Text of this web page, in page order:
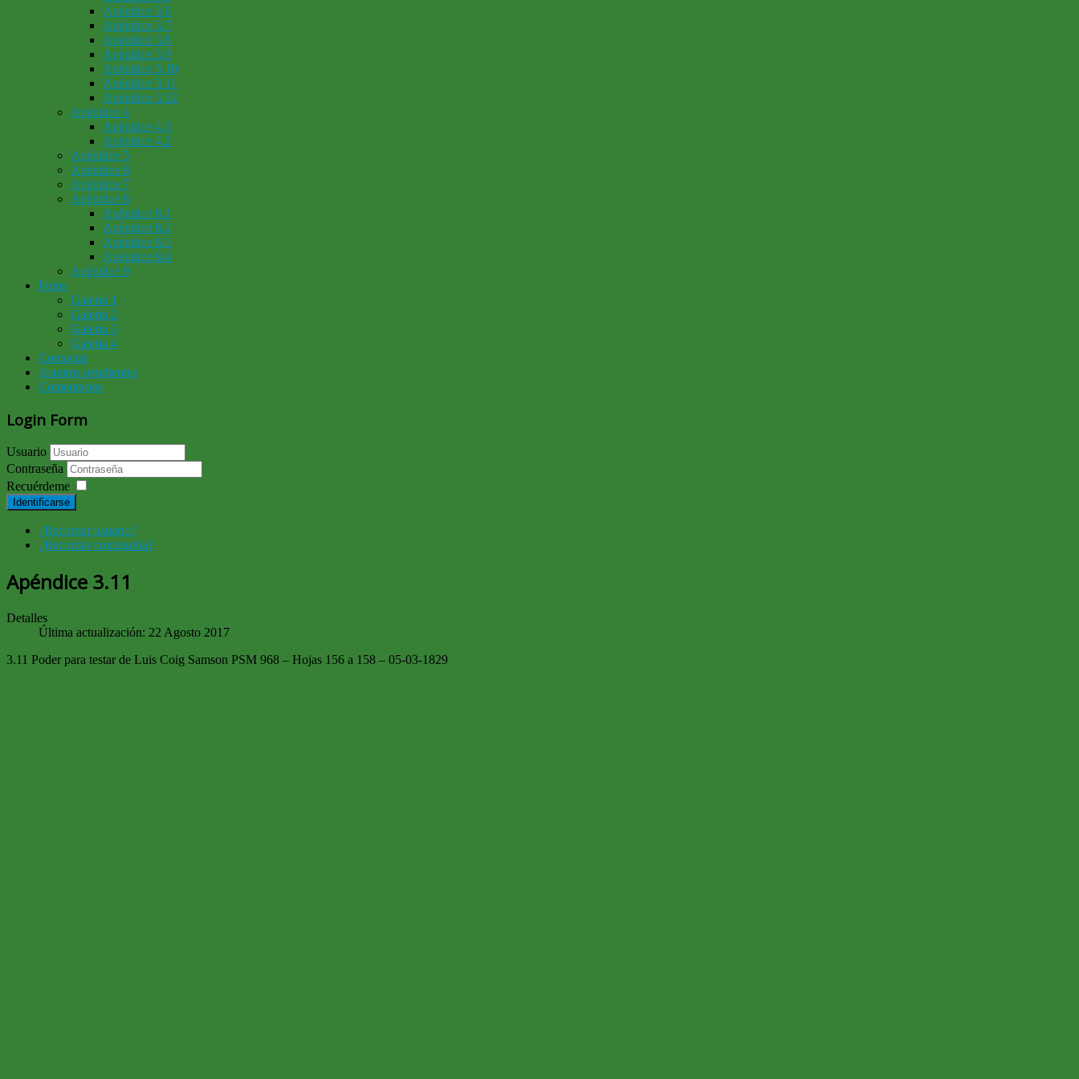
Apéndice 3.6
Apéndice 3.7
Apéndice 3.8
Apéndice 3.9
Apéndice 3.10
Apéndice 3.11
Apéndice 3.12
Apéndice 4
Apéndice 4.1
Apéndice 4.2
Apéndice 5
Apéndice 6
Apéndice 7
Apéndice 8
Apéndice 8.1
Apéndice 8.2
Apéndice 8.3
Apéndice 8.4
Apéndice 9
Fotos
Galería 1
Galería 2
Galería 3
Galería 4
Contactar
Asuntos pendientes
Comentarios
Login Form
Usuario
Contraseña
Recuérdeme
Identificarse
¿Recordar usuario?
¿Recordar contraseña?
Apéndice 3.11
Detalles
Última actualización: 22 Agosto 2017
3.11 Poder para testar de Luis Coig Samson PSM 968 – Hojas 156 a 158 – 05-03-1829